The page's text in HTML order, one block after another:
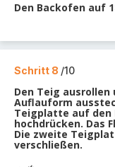
Den Backofen auf
Schritt 8 /10
Den Teig
Auflauform
Teigplatte auf den
hochdrücken. Das
Die zweite
verschließen.